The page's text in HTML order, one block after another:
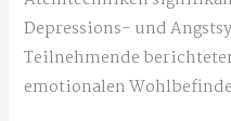
Depressions- und
Teilnehmende
emotionalen